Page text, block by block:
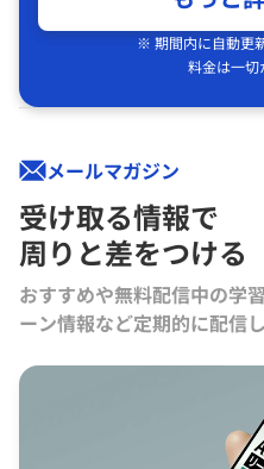
※ 期間内に自動更
料金は一切
メールマガジン
受け取る情報で
周りと差をつける
おすすめや無料配信中の学
ーン情報など定期的に配信